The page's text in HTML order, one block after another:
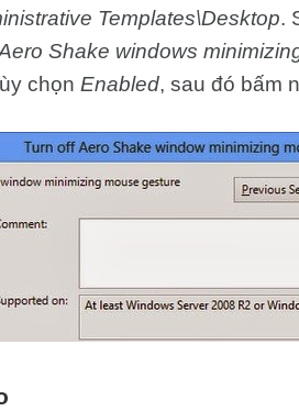
Templates\Desktop.
Shake windows
chọn Enabled, sau đó bấm